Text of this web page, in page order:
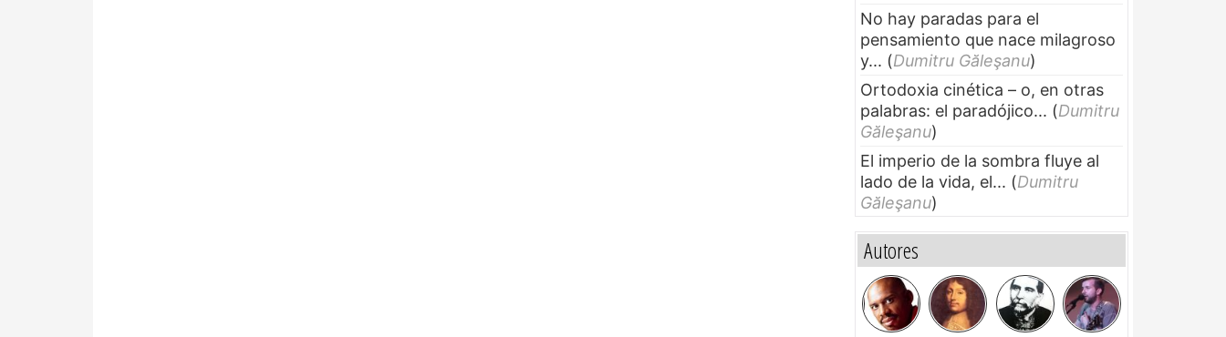
No hay paradas para el
pensamiento que nace milagroso
y... (Dumitru Găleşanu)
Ortodoxia cinética – o, en otras
palabras: el paradójico... (Dumitru
Găleşanu)
El imperio de la sombra fluye al
lado de la vida, el... (Dumitru
Găleşanu)
Autores